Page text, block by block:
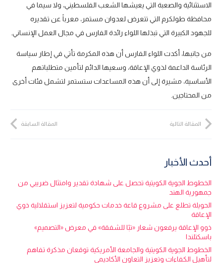
الاستثنائية والصعبة التي يعيشها الشعب الفلسطيني، ولا سيما في
محافظة طولكرم التي تتعرض لعدوان مستمر، معرباً عن تقديره
للجهود الكبيرة التي تبذلها اللواء رائدة الفارس في مجال العمل الإنساني.
من جانبها، أكدت اللواء الفارس أن هذه المكرمة تأتي في إطار سياسة
الرئاسة الداعمة لذوي الإعاقة، وسعيها الدائم لتأمين متطلباتهم
الأساسية، مشيرة إلى أن هذه المساعدات ستستمر لتشمل فئات أخرى
من المحتاجين.
المقالة السابقة المقالة التالية
أحدث الأخبار
الخطوط الجوية الكويتية تحصل على شهادة تقدير وامتثال ضريبي من
جمهورية الهند
الحويلة تطلع على مشروع قاعة خدمات حكومية لتعزيز استقلالية ذوي
الإعاقة
ذوو الإعاقة يرفعون شعار «تبًا للشفقة» في معرض «التصميم»
باسكتلندا
الخطوط الجوية الكويتية والجامعة الأمريكية توقعان مذكرة تفاهم
لتأهيل الكفاءات وتعزيز التعاون الأكاديمي